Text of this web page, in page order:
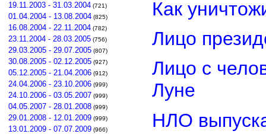
19.11.2003 - 31.03.2004 (721)
01.04.2004 - 13.08.2004 (825)
16.08.2004 - 22.11.2004 (782)
23.11.2004 - 28.03.2005 (756)
29.03.2005 - 29.07.2005 (807)
30.08.2005 - 02.12.2005 (927)
05.12.2005 - 21.04.2006 (912)
24.04.2006 - 23.10.2006 (999)
24.10.2006 - 03.05.2007 (999)
04.05.2007 - 28.01.2008 (999)
29.01.2008 - 12.01.2009 (999)
13.01.2009 - 07.07.2009 (966)
Как
Лицо
Лицо с
Луне
НЛО